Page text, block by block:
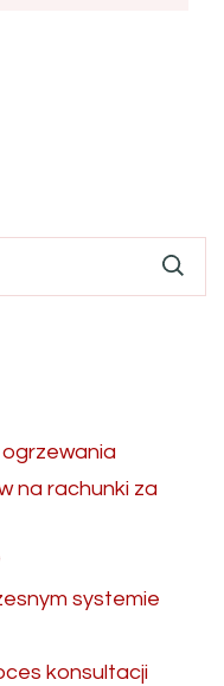
na rachunki za
systemie
konsultacji